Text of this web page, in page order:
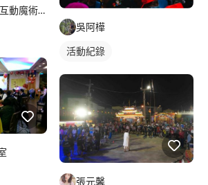
鳳凰 北區成果發表會。 台北華山藝文特區
四、五、六屆吉他社畢業成果展。 東林社
桃園幸福國中園遊會演出。 林口區大崗國
林國中校慶演出。 林口區龜山國中校慶演
表演經歷： 醒吾科大金牌
金蛋獎比賽。 黎民技術學院成果發表展演
藝人表演。 龍華科技大學五校聯展。 苗栗
在新莊園遊會表演。 愛在林口園遊會表演。
語歌唱比賽。 台北院區大專院校九校聯展
聯展。 桃園南亞技術學院音樂發表會表演。
唱歌比賽優勝、醒吾科技大學全校歌唱大賽
管理系會歌唱比賽第一名。醒吾科技大學音
魔術師芋頭 專業互動魔術表演
吳阿樺
活動紀錄
張元馨